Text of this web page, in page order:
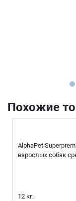
Похожие
AlphaPet
взрослых собак
12 кг.